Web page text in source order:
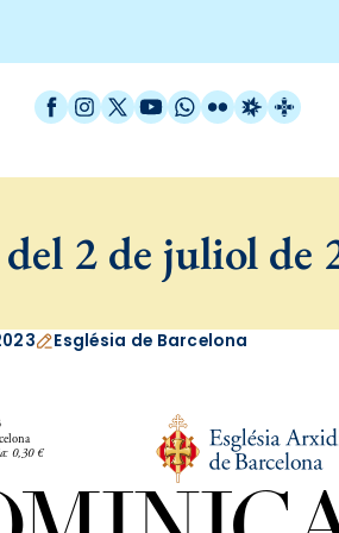
Facebook
Instagram
X / Twitter
YouTube
WhatsApp
FlickrRadio
2 de juliol de
Església de Barcelona